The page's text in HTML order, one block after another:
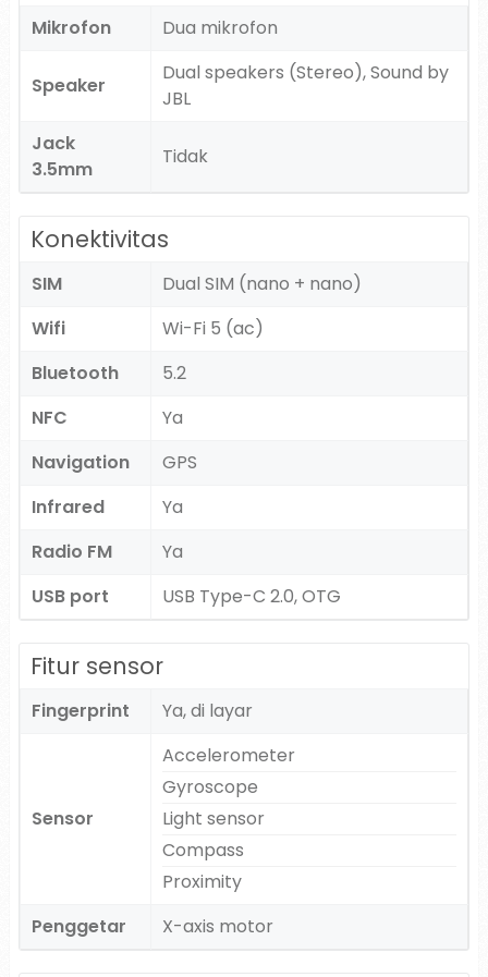
Mikrofon Dua mikrofon
Speaker
Dual speakers (Stereo), Sound by
JBL
Jack
3.5mm
Tidak
Konektivitas
SIM
Dual SIM (nano + nano)
Wifi
Wi-Fi 5 (ac)
Bluetooth
5.2
NFC
Ya
Navigation
GPS
Infrared
Ya
Radio FM
Ya
USB port
USB Type-C 2.0, OTG
Fitur sensor
Fingerprint Ya, di layar
Sensor
Accelerometer
Gyroscope
Light sensor
Compass
Proximity
Penggetar
X-axis motor